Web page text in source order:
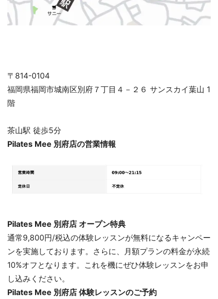
〒814-0104
福岡県福岡市城南区別府７丁目４－２６ サンスカイ葉山 1
階
茶山駅 徒歩5分
Pilates Mee 別府店の営業情報
Pilates Mee 別府店 オープン特典
通常9,800円/税込の体験レッスンが無料になるキャンペー
ンを実施しております。さらに、月額プランの料金が永続
10%オフとなります。これを機にぜひ体験レッスンをお申
し込みください。
Pilates Mee 別府店 体験レッスンのご予約